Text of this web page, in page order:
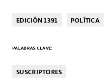
EDICIÓN 1391 POLÍTICA
PALABRAS CLAVE:
SUSCRIPTORES